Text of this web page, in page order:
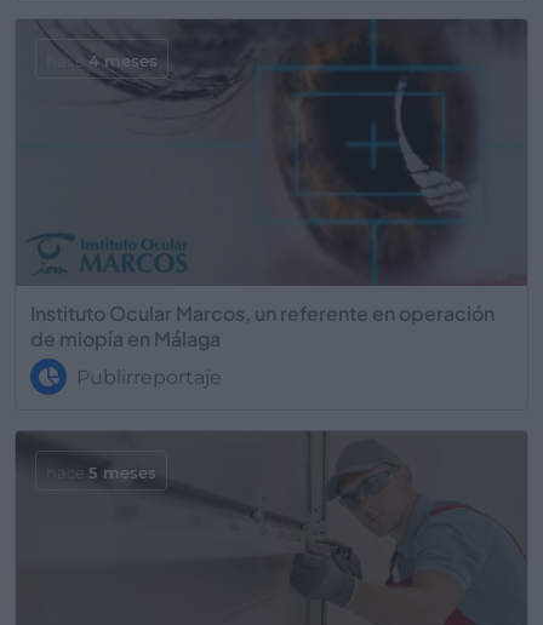
Instituto Ocular Marcos, un referente en operación
de miopía en Málaga
Publirreportaje
hace 4 meses
hace 5 meses